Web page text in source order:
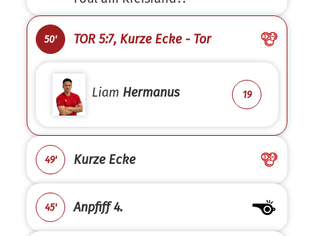
50' TOR 5:7, Kurze Ecke - Tor
Liam Hermanus 19
49' Kurze Ecke
45' Anpfiff 4.